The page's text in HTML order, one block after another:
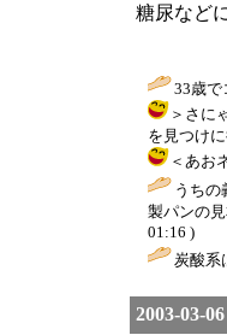
糖尿など
33歳で
＞さに
を見つけ
＜あお
うち
製パンの
01:16 )
炭酸
2003-03-